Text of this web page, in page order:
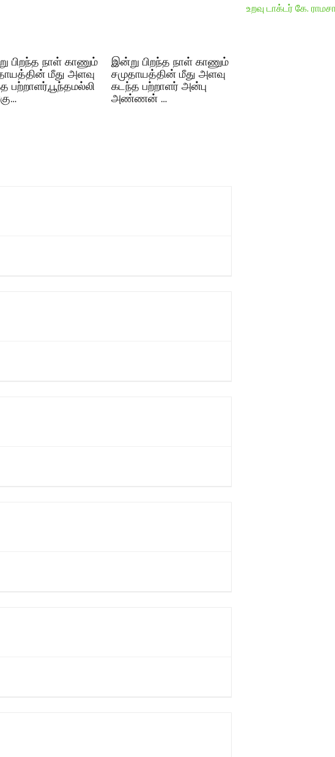
பிறந்த நாள் காணும்
மீது அளவு
பற்றாளர்,பூந்தமல்லி
இன்று பிறந்த நாள் காணும்
சமுதாயத்தின் மீது அளவு
கடந்த பற்றாளர் அன்பு
அண்ணன் …
உறவு டாக்டர் கே.